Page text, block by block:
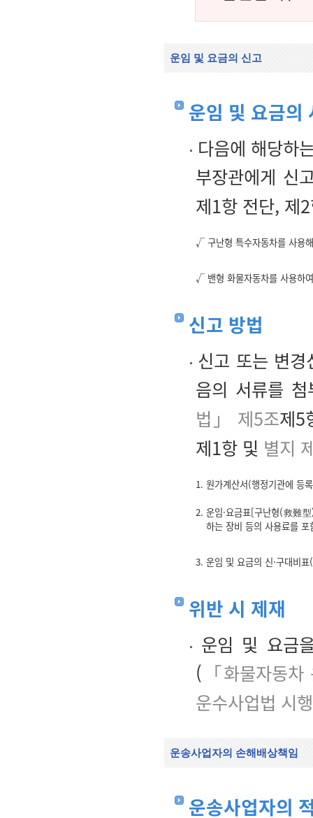
운임 및 요금의 신고
운임 및 요금의
다음에 해당하
부장관에게 신
제1항 전단, 제
√ 구난형 특수자동차를 사용
√ 밴형 화물자동차를 사용하
신고 방법
신고 또는 변
음의 서류를
법」 제5조제
제1항 및 별지
1. 원가계산서(행정기관에 등
2. 운임·요금표[구난형(救難
하는 장비 등의 사용료를 포
3. 운임 및 요금의 신·구대비
위반 시 제재
운임 및 요금
( 「화물자동
운수사업법 시
운송사업자의 손해배상책임
운송사업자의